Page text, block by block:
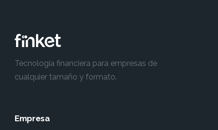
Tecnología financiera para empresas de
cualquier tamaño y formato.
Empresa